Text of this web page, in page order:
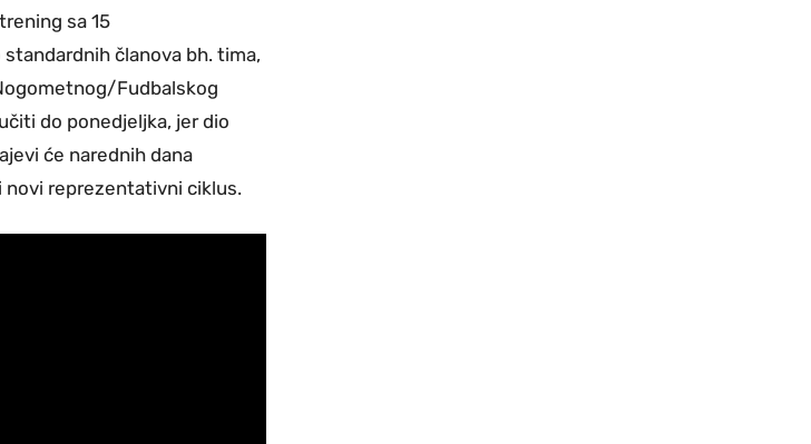
sa 15
članova bh. tima,
Fudbalskog
do ponedjeljka, jer dio
će narednih dana
novi reprezentativni ciklus.